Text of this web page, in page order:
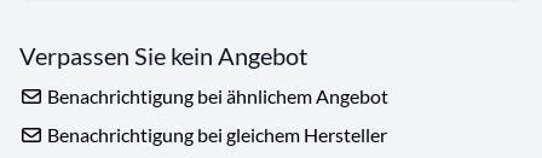
Verpassen Sie kein Angebot
Benachrichtigung bei ähnlichem Angebot
Benachrichtigung bei gleichem Hersteller